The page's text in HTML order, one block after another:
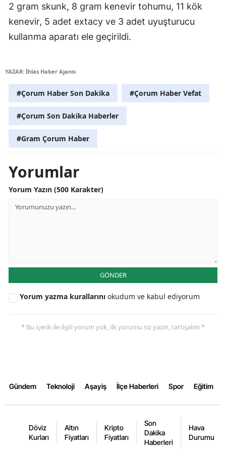
Malatya
Muğla
Sinop
Tekirdağ
Tunceli
Şanlıurfa
Uşak
Van
2 gram skunk, 8 gram kenevir tohumu, 11 kök
kenevir, 5 adet extacy ve 3 adet uyuşturucu
kullanma aparatı ele geçirildi.
YAZAR: İhlas Haber Ajansı
#Çorum Haber Son Dakika #Çorum Haber Vefat
#Çorum Son Dakika Haberler
#Gram Çorum Haber
Yorumlar
Yorum Yazın (500 Karakter)
GÖNDER
Yorum yazma kurallarını okudum ve kabul ediyorum
* Bu içerik ile ilgili yorum yok, ilk yorumu siz yazın, tartışalım *
Gündem Teknoloji Aşayiş İlçe Haberleri Spor Eğitim
Döviz
Kurları
Altın
Fiyatları
Kripto
Fiyatları
Son
Dakika
Haberleri
Hava
Durumu